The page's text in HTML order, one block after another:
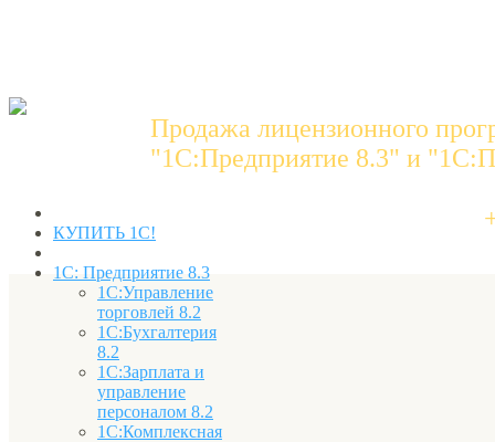
Продажа лицензионного
"1C:Предприятие 8.3" и
КУПИТЬ 1С!
1С: Предприятие 8.3
1С:Управление
торговлей 8.2
1С:Бухгалтерия
8.2
1С:Зарплата и
управление
персоналом 8.2
1С:Комплексная